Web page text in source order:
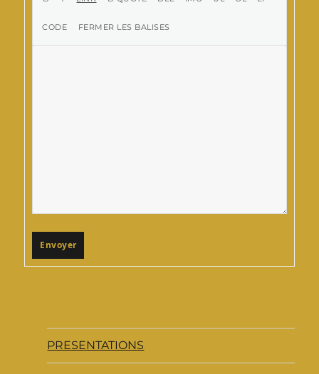
Envoyer
PRESENTATIONS